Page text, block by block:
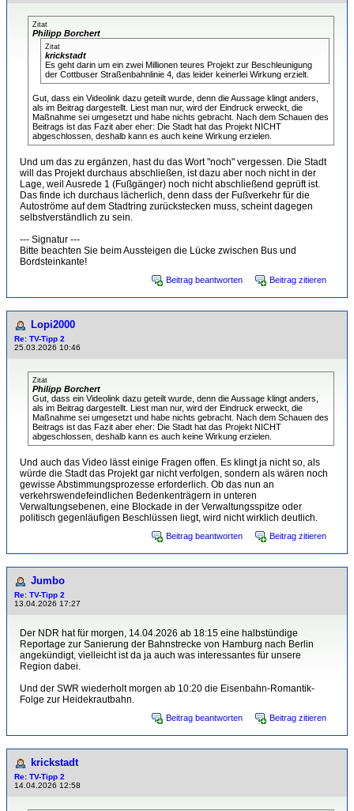
Zitat
Philipp Borchert
Zitat
krickstadt
Es geht darin um ein zwei Millionen teures Projekt zur Beschleunigung
der Cottbuser Straßenbahnlinie 4, das leider keinerlei Wirkung erzielt.
Gut, dass ein Videolink dazu geteilt wurde, denn die Aussage klingt anders,
als im Beitrag dargestellt. Liest man nur, wird der Eindruck erweckt, die
Maßnahme sei umgesetzt und habe nichts gebracht. Nach dem Schauen des
Beitrags ist das Fazit aber eher: Die Stadt hat das Projekt NICHT
abgeschlossen, deshalb kann es auch keine Wirkung erzielen.
Und um das zu ergänzen, hast du das Wort "noch" vergessen. Die Stadt
will das Projekt durchaus abschließen, ist dazu aber noch nicht in der
Lage, weil Ausrede 1 (Fußgänger) noch nicht abschließend geprüft ist.
Das finde ich durchaus lächerlich, denn dass der Fußverkehr für die
Autoströme auf dem Stadtring zurückstecken muss, scheint dagegen
selbstverständlich zu sein.
--- Signatur ---
Bitte beachten Sie beim Aussteigen die Lücke zwischen Bus und
Bordsteinkante!
Beitrag beantworten Beitrag zitieren
Lopi2000
Re: TV-Tipp 2
25.03.2026 10:46
Zitat
Philipp Borchert
Gut, dass ein Videolink dazu geteilt wurde, denn die Aussage klingt anders,
als im Beitrag dargestellt. Liest man nur, wird der Eindruck erweckt, die
Maßnahme sei umgesetzt und habe nichts gebracht. Nach dem Schauen des
Beitrags ist das Fazit aber eher: Die Stadt hat das Projekt NICHT
abgeschlossen, deshalb kann es auch keine Wirkung erzielen.
Und auch das Video lässt einige Fragen offen. Es klingt ja nicht so, als
würde die Stadt das Projekt gar nicht verfolgen, sondern als wären noch
gewisse Abstimmungsprozesse erforderlich. Ob das nun an
verkehrswendefeindlichen Bedenkenträgern in unteren
Verwaltungsebenen, eine Blockade in der Verwaltungsspitze oder
politisch gegenläufigen Beschlüssen liegt, wird nicht wirklich deutlich.
Beitrag beantworten Beitrag zitieren
Jumbo
Re: TV-Tipp 2
13.04.2026 17:27
Der NDR hat für morgen, 14.04.2026 ab 18:15 eine halbstündige
Reportage zur Sanierung der Bahnstrecke von Hamburg nach Berlin
angekündigt, vielleicht ist da ja auch was interessantes für unsere
Region dabei.
Und der SWR wiederholt morgen ab 10:20 die Eisenbahn-Romantik-
Folge zur Heidekrautbahn.
Beitrag beantworten Beitrag zitieren
krickstadt
Re: TV-Tipp 2
14.04.2026 12:58